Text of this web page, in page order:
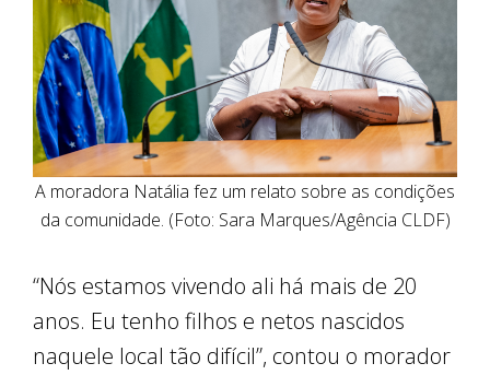
A moradora Natália fez um relato sobre as condições
da comunidade. (Foto: Sara Marques/Agência CLDF)
“Nós estamos vivendo ali há mais de 20
anos. Eu tenho filhos e netos nascidos
naquele local tão difícil”, contou o morador